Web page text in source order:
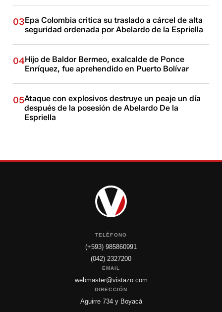
03Epa Colombia critica su traslado a cárcel de alta
seguridad ordenada por Abelardo de la Espriella
04Hijo de Baldor Bermeo, exalcalde de Ponce
Enríquez, fue aprehendido en Puerto Bolívar
05Ataque con explosivos destruye un peaje un día
después de la posesión de Abelardo De la
Espriella
TELÉFONO
(+593) 985860991
(042) 2327200
EMAIL
webmaster@vistazo.com
DIRECCIÓN
Aguirre 734 y Boyacá